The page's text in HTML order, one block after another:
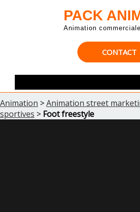
PACK
Animation
CONTACT
Animation >Animation street
sportives > Foot freestyle